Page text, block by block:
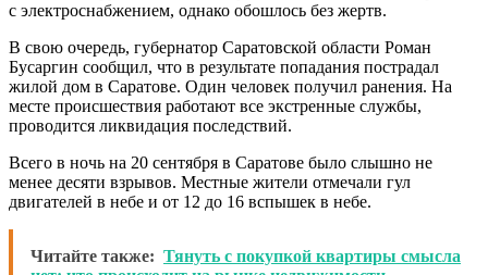
с электроснабжением, однако обошлось без жертв.
В свою очередь, губернатор Саратовской области Роман
Бусаргин сообщил, что в результате попадания пострадал
жилой дом в Саратове. Один человек получил ранения. На
месте происшествия работают все экстренные службы,
проводится ликвидация последствий.
Всего в ночь на 20 сентября в Саратове было слышно не
менее десяти взрывов. Местные жители отмечали гул
двигателей в небе и от 12 до 16 вспышек в небе.
Читайте также: Тянуть с покупкой квартиры смысла